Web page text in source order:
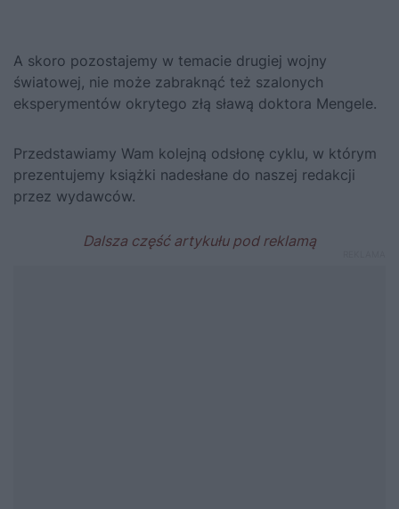
A skoro pozostajemy w temacie drugiej wojny
światowej, nie może zabraknąć też szalonych
eksperymentów okrytego złą sławą doktora Mengele.
Przedstawiamy Wam kolejną odsłonę cyklu, w którym
prezentujemy książki nadesłane do naszej redakcji
przez wydawców.